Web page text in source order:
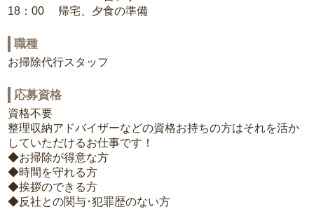
18：00 帰宅、夕食の準備
職種
お掃除代行スタッフ
応募資格
資格不要
整理収納アドバイザーなどの資格お持ちの方はそれを活か
していただけるお仕事です！
◆お掃除が得意な方
◆時間を守れる方
◆挨拶のできる方
◆反社との関与･犯罪歴のない方